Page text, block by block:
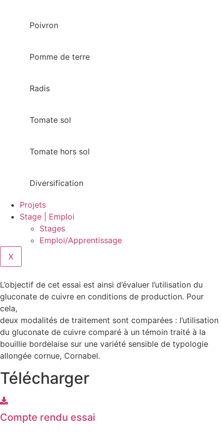
Poivron
Pomme de terre
Radis
Tomate sol
Tomate hors sol
Diversification
Projets
Stage | Emploi
Stages
Emploi/Apprentissage
X
L’objectif de cet essai est ainsi d’évaluer l’utilisation du
gluconate de cuivre en conditions de production. Pour
cela,
deux modalités de traitement sont comparées : l’utilisation
du gluconate de cuivre comparé à un témoin traité à la
bouillie bordelaise sur une variété sensible de typologie
allongée cornue, Cornabel.
Télécharger
Compte rendu essai